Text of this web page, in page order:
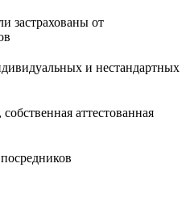
застрахованы от
и нестандартных
аттестованная